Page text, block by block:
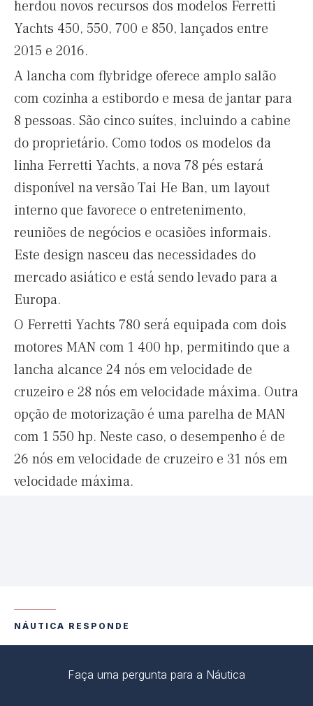
herdou novos recursos dos modelos Ferretti
Yachts 450, 550, 700 e 850, lançados entre
2015 e 2016.
A lancha com flybridge oferece amplo salão
com cozinha a estibordo e mesa de jantar para
8 pessoas. São cinco suítes, incluindo a cabine
do proprietário. Como todos os modelos da
linha Ferretti Yachts, a nova 78 pés estará
disponível na versão Tai He Ban, um layout
interno que favorece o entretenimento,
reuniões de negócios e ocasiões informais.
Este design nasceu das necessidades do
mercado asiático e está sendo levado para a
Europa.
O Ferretti Yachts 780 será equipada com dois
motores MAN com 1 400 hp, permitindo que a
lancha alcance 24 nós em velocidade de
cruzeiro e 28 nós em velocidade máxima. Outra
opção de motorização é uma parelha de MAN
com 1 550 hp. Neste caso, o desempenho é de
26 nós em velocidade de cruzeiro e 31 nós em
velocidade máxima.
NÁUTICA RESPONDE
Faça uma pergunta para a Náutica